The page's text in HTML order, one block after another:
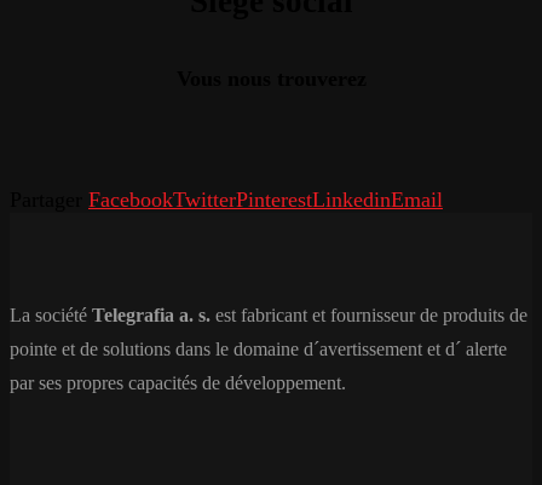
FacebookTwitterPinterestLinkedinEmail
La société Telegrafia a. s. est fabricant et fournisseur de produits de
pointe et de solutions dans le domaine d´avertissement et d´ alerte
par ses propres capacités de développement.